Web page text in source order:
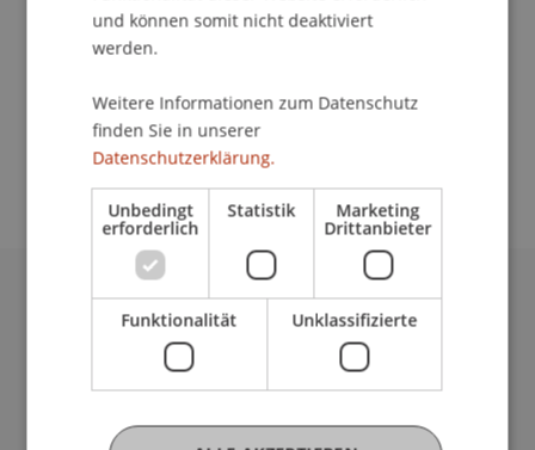
Lernprogramm des Businessplan-Wettbewerbs.
In insgesamt vier Trainings wird das Grundwissen
und Dienstleistungen, Unternehmerteam, Markt
und Konkurrenz, Marketing und Vertrieb sowie
die Finanzplanung.
Universität Liechtenstein
Fürst-Franz-Josef-Strasse
T +423 265 11 11
und können somit nicht deaktiviert
werden.
Weitere Informationen zum Datenschutz
finden Sie in unserer
Datenschutzerklärung.
Unbedingt
erforderlich
Statistik Marketing
Drittanbieter
Funktionalität Unklassifizierte